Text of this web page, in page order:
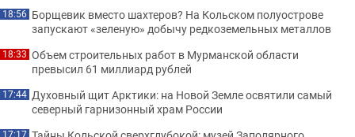
18:56 Борщевик вместо шахтеров? На Кольском полуострове
запускают «зеленую» добычу редкоземельных металлов
18:33 Объем строительных работ в Мурманской области
превысил 61 миллиард рублей
17:44 Духовный щит Арктики: на Новой Земле освятили самый
северный гарнизонный храм России
17:17